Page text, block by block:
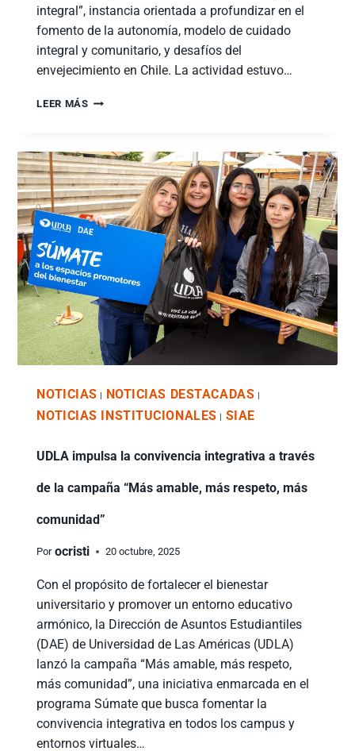
integral”, instancia orientada a profundizar en el
fomento de la autonomía, modelo de cuidado
integral y comunitario, y desafíos del
envejecimiento en Chile. La actividad estuvo…
LEER MÁS
NOTICIAS | NOTICIAS DESTACADAS |
NOTICIAS INSTITUCIONALES | SIAE
UDLA impulsa la convivencia integrativa a través
de la campaña “Más amable, más respeto, más
comunidad”
Por ocristi 20 octubre, 2025
Con el propósito de fortalecer el bienestar
universitario y promover un entorno educativo
armónico, la Dirección de Asuntos Estudiantiles
(DAE) de Universidad de Las Américas (UDLA)
lanzó la campaña “Más amable, más respeto,
más comunidad”, una iniciativa enmarcada en el
programa Súmate que busca fomentar la
convivencia integrativa en todos los campus y
entornos virtuales…